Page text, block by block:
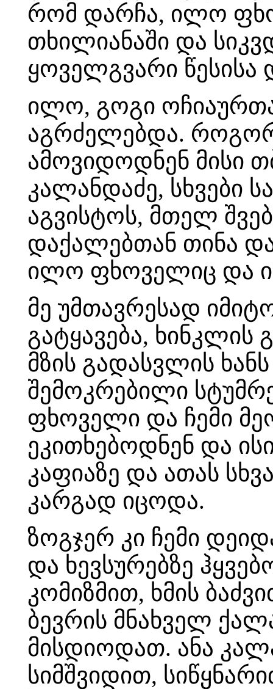
რომ დარჩა, ილო
თხილიანაში და
ყოველგვარი წესისა
ილო, გოგი
აგრძელებდა.
ამოვიდოდნენ მისი
კალანდაძე, სხვები
აგვისტოს, მთელ
დაქალებთან თინა
ილო ფხოველიც და იქ
მე უმთავრესად
გატყავება,
მზის გადასვლის
შემოკრებილი
ფხოველი და ჩემი
ეკითხებოდნენ და
კაფიაზე და ათას
კარგად იცოდა.
ზოგჯერ კი ჩემი
და ხევსურებზე
კომიზმით, ხმის
ბევრის მნახველ
მისდიოდათ. ანა
სიმშვიდით,